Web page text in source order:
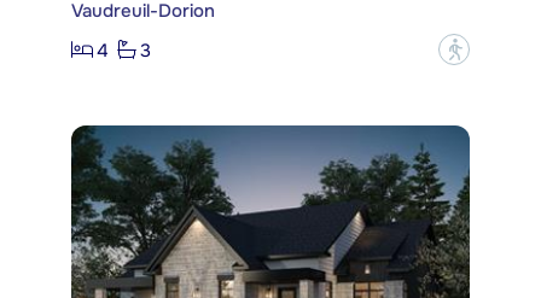
Vaudreuil-Dorion
4
3 ?